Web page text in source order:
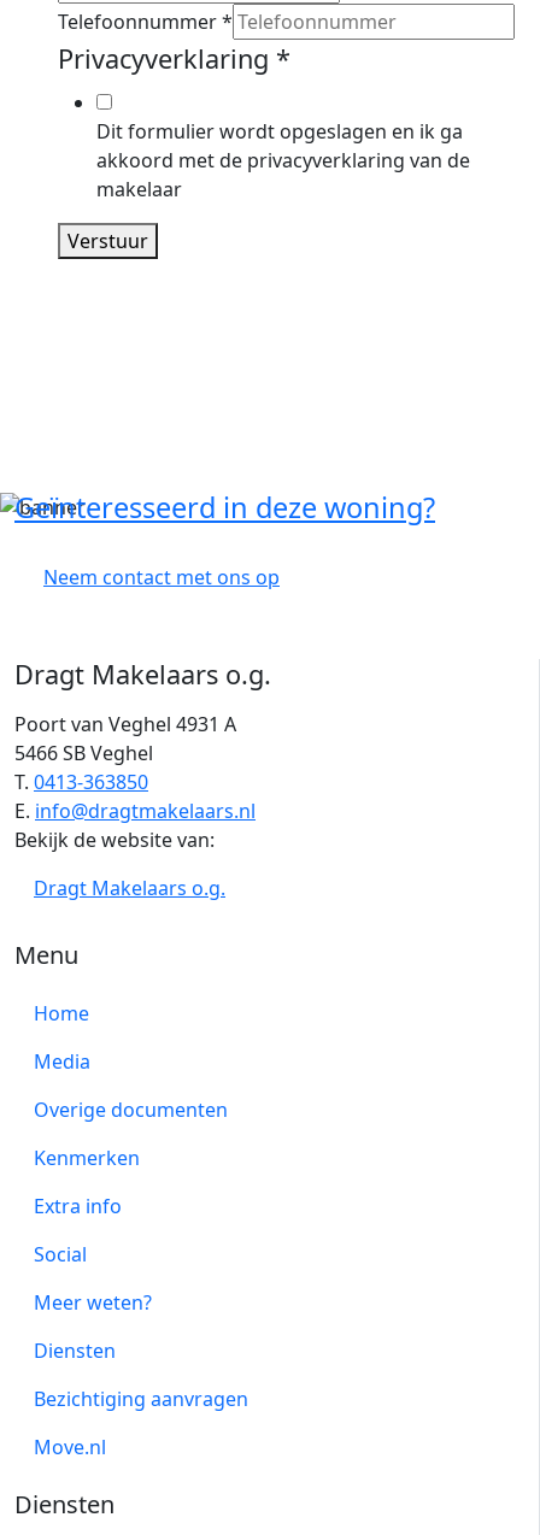
Telefoonnummer*
Privacyverklaring *
Dit formulier wordt opgeslagen en ik ga
akkoord met de privacyverklaring van de
makelaar
Verstuur
Geïnteresseerd in deze woning?
Neem contact met ons op
Dragt Makelaars o.g.
Poort van Veghel 4931 A
5466 SB Veghel
T. 0413-363850
E. info@dragtmakelaars.nl
Bekijk de website van:
Dragt Makelaars o.g.
Menu
Home
Media
Overige documenten
Kenmerken
Extra info
Social
Meer weten?
Diensten
Bezichtiging aanvragen
Move.nl
Diensten